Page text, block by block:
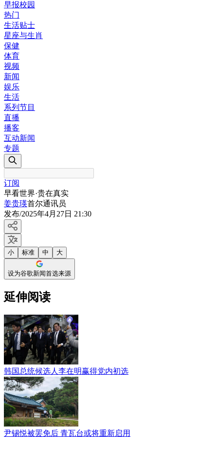
早报校园
热门
生活贴士
星座与生肖
保健
体育
视频
新闻
娱乐
生活
系列节目
直播
播客
互动新闻
专题
订阅
早看世界·贵在真实
姜贵瑛首尔通讯员
发布/2025年4月27日 21:30
小 标准 中 大
设为谷歌新闻首选来源
延伸阅读
韩国总统候选人李在明赢得党内初选
尹锡悦被罢免后 青瓦台或将重新启用